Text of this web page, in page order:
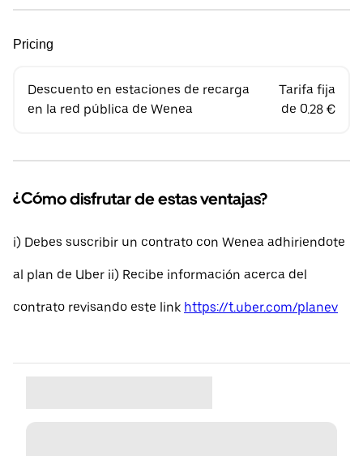
Pricing
Descuento en estaciones de recarga
en la red pública de Wenea
Tarifa fija
de 0.28 €
¿Cómo disfrutar de estas ventajas?
i) Debes suscribir un contrato con Wenea adhiriendote
al plan de Uber ii) Recibe información acerca del
contrato revisando este link https://t.uber.com/planev